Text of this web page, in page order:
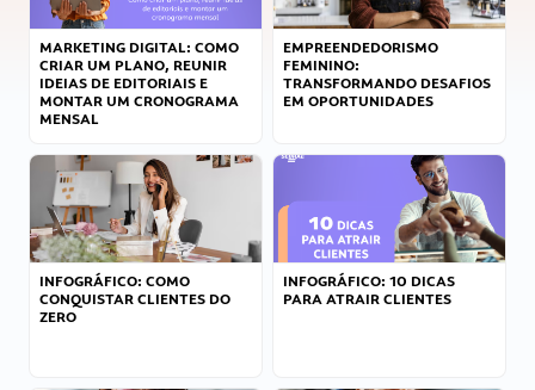
MARKETING DIGITAL: COMO
CRIAR UM PLANO, REUNIR
IDEIAS DE EDITORIAIS E
MONTAR UM CRONOGRAMA
MENSAL
EMPREENDEDORISMO
FEMININO:
TRANSFORMANDO DESAFIOS
EM OPORTUNIDADES
INFOGRÁFICO: COMO
CONQUISTAR CLIENTES DO
ZERO
INFOGRÁFICO: 10 DICAS
PARA ATRAIR CLIENTES